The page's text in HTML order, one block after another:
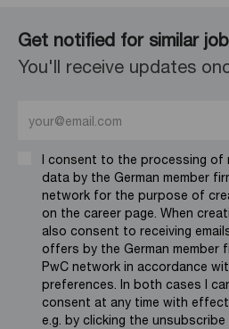
Get notified for similar
You'll receive updates
I consent to the processing of
data by the German member
network for the purpose of
on the career page. When
also consent to receiving
offers by the German member
PwC network in accordance
preferences. In both cases I
consent at any time with
e.g. by clicking the unsubscribe